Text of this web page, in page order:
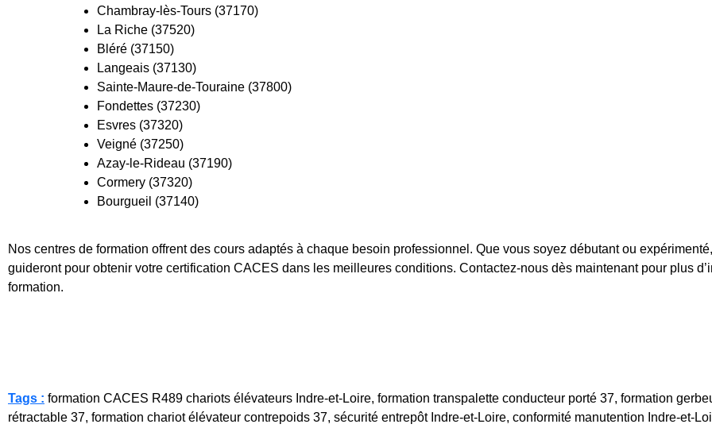
Chambray-lès-Tours (37170)
La Riche (37520)
Bléré (37150)
Langeais (37130)
Sainte-Maure-de-Touraine (37800)
Fondettes (37230)
Esvres (37320)
Veigné (37250)
Azay-le-Rideau (37190)
Cormery (37320)
Bourgueil (37140)
Nos centres de formation offrent des cours adaptés à chaque besoin professionnel. Que vous soyez débutant ou
guideront pour obtenir votre certification CACES dans les meilleures conditions. Contactez-nous dès maintenant pour plus
formation.
Tags : formation CACES R489 chariots élévateurs Indre-et-Loire, formation transpalette conducteur porté 37, formation
rétractable 37, formation chariot élévateur contrepoids 37, sécurité entrepôt Indre-et-Loire, conformité manutention Indre-et-